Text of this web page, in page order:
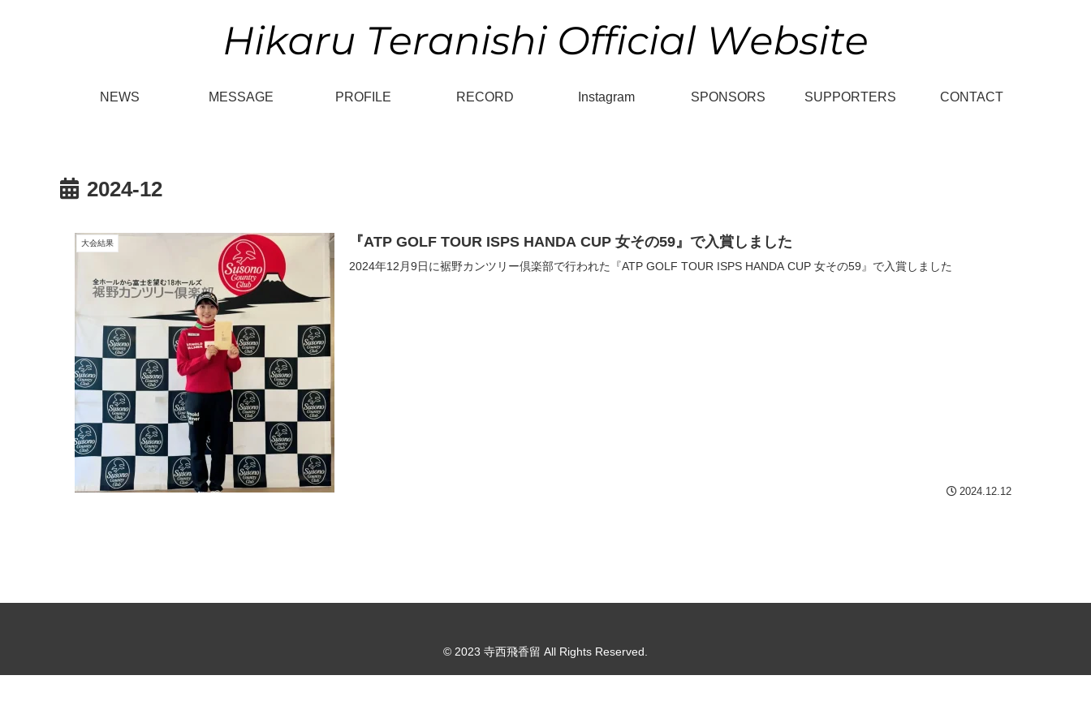
NEWS MESSAGE PROFILE RECORD Instagram SPONSORS SUPPORTERS CONTACT
2024-12
大会結果 『ATP GOLF TOUR ISPS HANDA CUP 女その59』で入賞しました
2024年12月9日に裾野カンツリー倶楽部で行われた『ATP GOLF TOUR ISPS HANDA CUP 女その59』で入賞しました
2024.12.12
© 2023 寺西飛香留 All Rights Reserved.